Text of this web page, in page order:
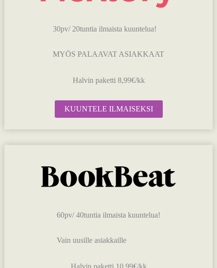
30pv/ 20tuntia ilmaista kuuntelua!
MYÖS PALAAVAT ASIAKKAAT
Halvin paketti 8,99€/kk
KUUNTELE ILMAISEKSI
60pv/ 40tuntia ilmaista kuuntelua!
Vain uusille asiakkaille
Halvin paketti 10,99€/kk